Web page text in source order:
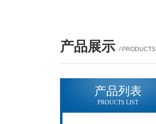
产品展示 / PRODUCTS
产品列表
PROUCTS LIST